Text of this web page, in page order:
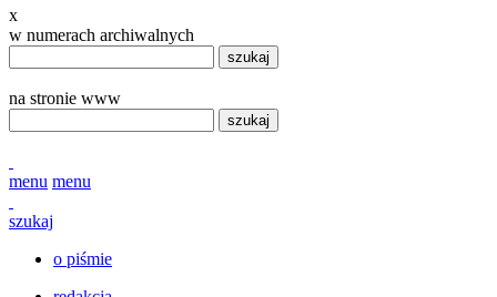
x
w numerach archiwalnych
szukaj
na stronie www
szukaj
menu menu
szukaj
o piśmie